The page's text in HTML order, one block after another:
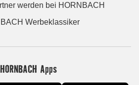
werden bei HORNBACH
Werbeklassiker
HORNBACH Apps